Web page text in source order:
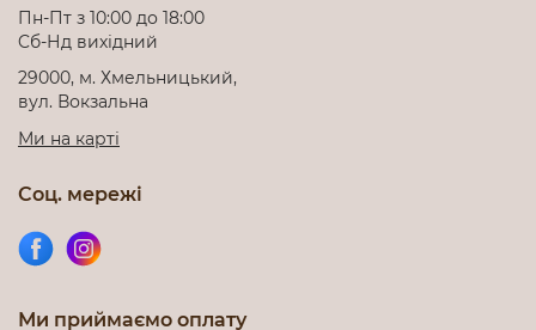
Пн-Пт з 10:00 до 18:00
Cб-Нд вихідний
29000, м. Хмельницький,
вул. Вокзальна
Ми на карті
Соц. мережі
Ми приймаємо оплату